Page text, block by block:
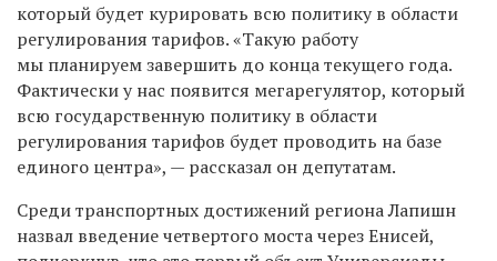
который будет курировать всю политику в области
регулирования тарифов. «Такую работу
мы планируем завершить до конца текущего года.
Фактически у нас появится мегарегулятор, который
всю государственную политику в области
регулирования тарифов будет проводить на базе
единого центра», — рассказал он депутатам.
Среди транспортных достижений региона Лапишн
назвал введение четвертого моста через Енисей,